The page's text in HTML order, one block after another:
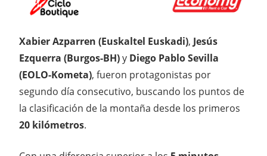
Xabier Azparren (Euskaltel Euskadi), Jesús
Ezquerra (Burgos-BH)y Diego Pablo Sevilla
(EOLO-Kometa), fueron protagonistas por
segundo día consecutivo, buscando los puntos de
la clasificación de la montaña desde los primeros
20 kilómetros.